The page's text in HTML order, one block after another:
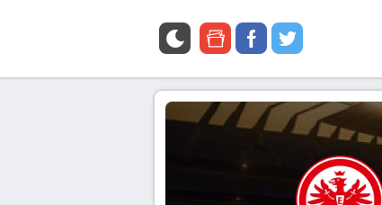
twitter
facebook
google